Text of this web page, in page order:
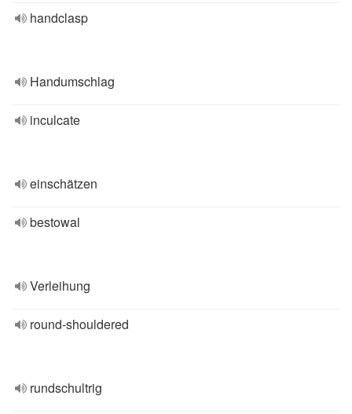
handclasp
Handumschlag
inculcate
einschätzen
bestowal
Verleihung
round-shouldered
rundschultrig